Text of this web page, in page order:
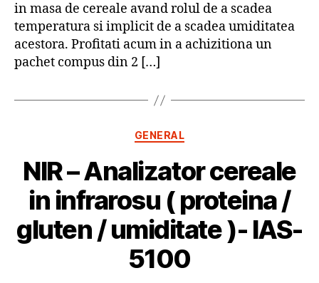
in masa de cereale avand rolul de a scadea
temperatura si implicit de a scadea umiditatea
acestora. Profitati acum in a achizitiona un
pachet compus din 2 […]
Categorii
GENERAL
NIR – Analizator cereale
in infrarosu ( proteina /
gluten / umiditate )- IAS-
5100